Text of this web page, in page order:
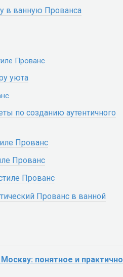
в ванную Прованса
Прованс
уюта
по созданию аутентичного
Прованс
Прованс
Прованс
Прованс в ванной
понятное и